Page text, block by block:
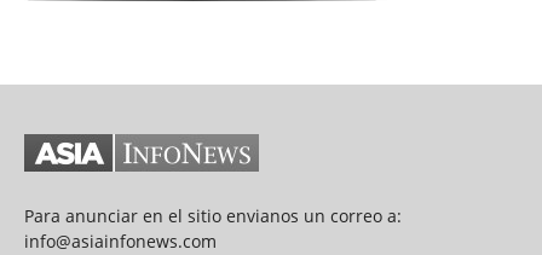
Para anunciar en el sitio envianos un correo a:
info@asiainfonews.com